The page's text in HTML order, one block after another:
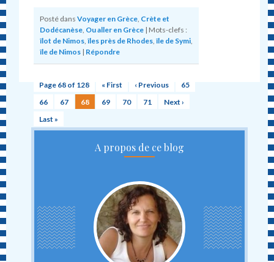
Posté dans Voyager en Grèce Crète et
Dodécanèse Ou aller en Grèce | Mots-clefs :
îlot de Nimos ,îles près de Rhodes ,île de Symi
île de Nimos | Répondre
Page 68 of 128 « First ‹ Previous
65
66
67 68 69 70 71
Next ›
Last »
A propos de ce blog